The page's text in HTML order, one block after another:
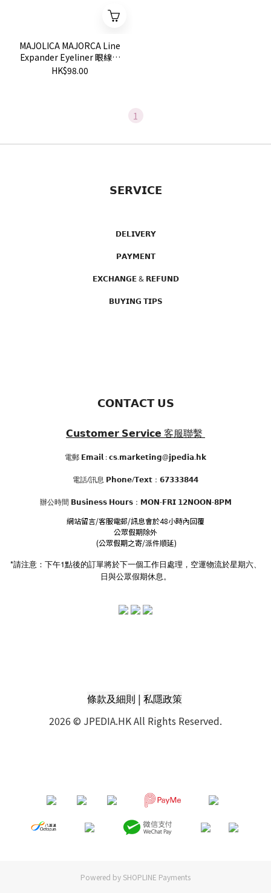
MAJOLICA MAJORCA Line
Expander Eyeliner 眼線筆
全7色
HK$98.00
1
𝗦𝗘𝗥𝗩𝗜𝗖𝗘
𝗗𝗘𝗟𝗜𝗩𝗘𝗥𝗬
𝗣𝗔𝗬𝗠𝗘𝗡𝗧
𝗘𝗫𝗖𝗛𝗔𝗡𝗚𝗘 & 𝗥𝗘𝗙𝗨𝗡𝗗
𝗕𝗨𝗬𝗜𝗡𝗚 𝗧𝗜𝗣𝗦
𝗖𝗢𝗡𝗧𝗔𝗖𝗧 𝗨𝗦
𝗖𝘂𝘀𝘁𝗼𝗺𝗲𝗿 𝗦𝗲𝗿𝘃𝗶𝗰𝗲 客服聯繫
電郵 𝗘𝗺𝗮𝗶𝗹 : 𝗰𝘀.𝗺𝗮𝗿𝗸𝗲𝘁𝗶𝗻𝗴@𝗷𝗽𝗲𝗱𝗶𝗮.𝗵𝗸
電話/訊息 𝗣𝗵𝗼𝗻𝗲/𝗧𝗲𝘅𝘁：𝟲𝟳𝟯𝟯𝟯𝟴𝟰𝟰
辦公時間 𝗕𝘂𝘀𝗶𝗻𝗲𝘀𝘀 𝗛𝗼𝘂𝗿𝘀：𝗠𝗢𝗡-𝗙𝗥𝗜 𝟭𝟮𝗡𝗢𝗢𝗡-𝟴𝗣𝗠
網站留言/客服電郵/訊息會於48小時內回覆
公眾假期除外
(公眾假期之寄/派件順延)
*請注意：下午1點後的訂單將於下一個工作日處理，空運物流於星期六、
日與公眾假期休息。
條款及細則 | 私隱政策
2026 © JPEDIA.HK All Rights Reserved.
Powered by SHOPLINE Payments